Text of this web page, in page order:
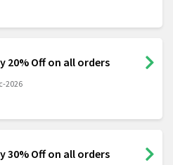
20% Off on all orders
2026
30% Off on all orders